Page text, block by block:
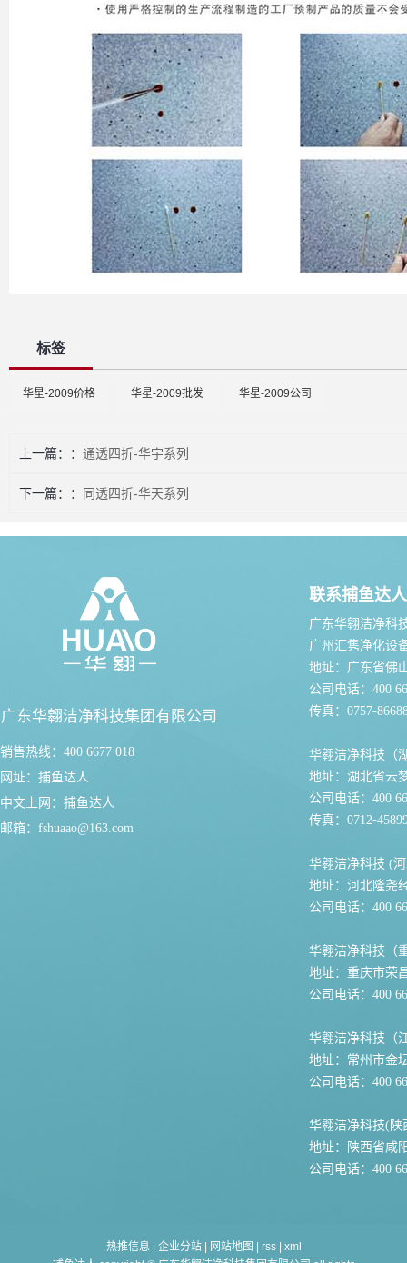
标签
华星-2009价格 华星-2009批发 华星-2009公司
上一篇： 通透四折-华宇系列
下一篇： 同透四折-华天系列
广东华翱洁净科技集团有限公司
销售热线：400 6677 018
网址： 捕鱼达人
中文上网： 捕鱼达人
邮箱： fshuaao@163.com
联系捕鱼达人
广东华翱洁净科
广州汇隽净化设
地址：广东省佛
公司电话：400
传真：0757-
华翱洁净科技（
地址：湖北省云
公司电话：400
传真：0712-
华翱洁净科技 (
地址：河北隆尧
公司电话：400
华翱洁净科技（
地址：重庆市荣
公司电话：400
华翱洁净科技（
地址：常州市金
公司电话：400
华翱洁净科技(陕
地址：陕西省咸
公司电话：400
热推信息 企业分站| 网站地图 rss| xml